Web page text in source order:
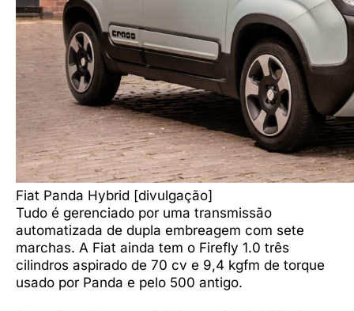
Fiat Panda Hybrid [divulgação]
Tudo é gerenciado por uma transmissão
automatizada de dupla embreagem com sete
marchas. A Fiat ainda tem o Firefly 1.0 três
cilindros aspirado de 70 cv e 9,4 kgfm de torque
usado por Panda e pelo 500 antigo.